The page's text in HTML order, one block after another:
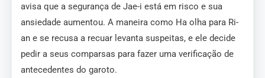
avisa que a segurança de Jae-i está em risco e sua
ansiedade aumentou. A maneira como Ha olha para Ri-
an e se recusa a recuar levanta suspeitas, e ele decide
pedir a seus comparsas para fazer uma verificação de
antecedentes do garoto.